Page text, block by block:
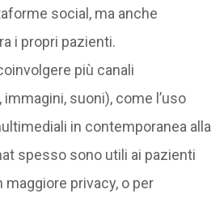
social, ma anche
i propri pazienti.
più canali
suoni), come l’uso
in contemporanea alla
spesso sono utili ai pazienti
privacy, o per